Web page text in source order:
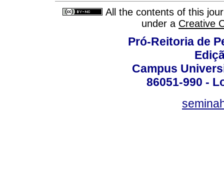
All the contents of this
under a Creative
Pró-Reitoria de
Campus
86051-990 -